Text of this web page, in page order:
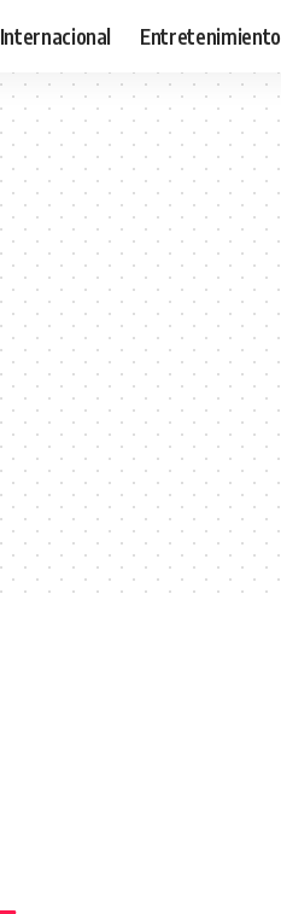
Internacional Entretenimiento